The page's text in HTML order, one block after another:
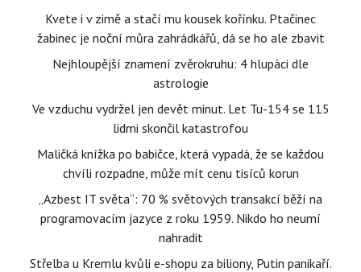
Kvete i v zimě a stačí mu kousek kořínku. Ptačinec
žabinec je noční můra zahrádkářů, dá se ho ale zbavit
Nejhloupější znamení zvěrokruhu: 4 hlupáci dle
astrologie
Ve vzduchu vydržel jen devět minut. Let Tu-154 se 115
lidmi skončil katastrofou
Maličká knížka po babičce, která vypadá, že se každou
chvíli rozpadne, může mít cenu tisíců korun
„Azbest IT světa“: 70 % světových transakcí běží na
programovacím jazyce z roku 1959. Nikdo ho neumí
nahradit
Střelba u Kremlu kvůli e-shopu za biliony, Putin panikaří.